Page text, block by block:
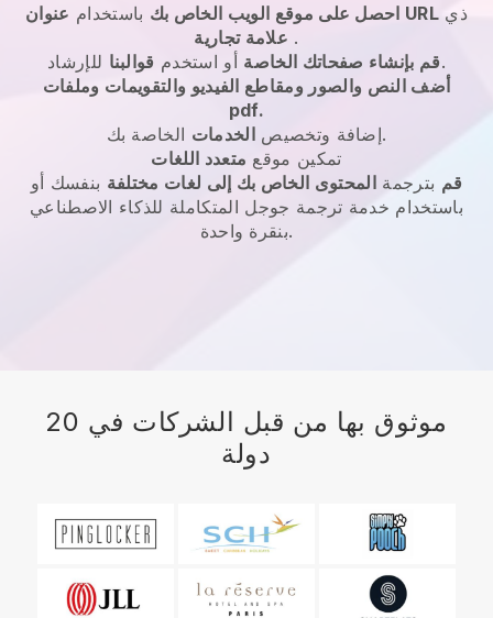
احصل على موقع الويب الخاص بك باستخدام عنوان URL ذي
علامة تجارية .
قم بإنشاء صفحاتك الخاصة أو استخدم قوالبنا
للإرشاد.
أضف النص والصور ومقاطع الفيديو والتقويمات وملفات
pdf.
إضافة وتخصيصالخدمات
الخاصة بك.
تمكين موقع متعدد اللغات
قم بترجمةالمحتوى الخاص بك إلى لغات مختلفة بنفسك أو
باستخدام خدمة ترجمة جوجل المتكاملة للذكاء الاصطناعي
بنقرة واحدة.
موثوق بها من قبل الشركات في 20
دولة